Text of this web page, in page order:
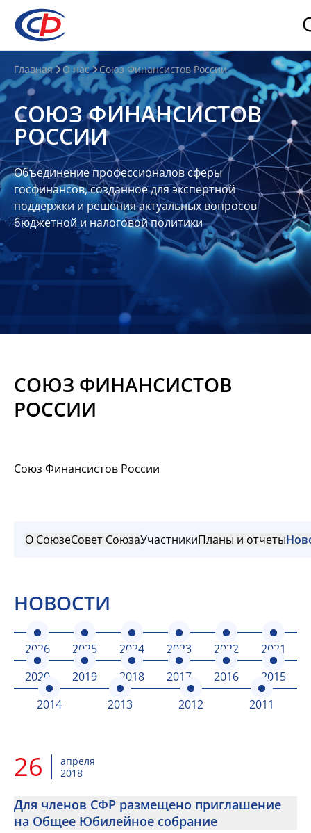
О
нас
О
СФР
Совет
Союза
Участники
Планы
отчеты
Контакты
Материалы
Главная О нас Союз Финансистов России
СОЮЗ ФИНАНСИСТОВ
РОССИИ
Объединение профессионалов сферы
госфинансов, созданное для экспертной
поддержки и решения актуальных вопросов
бюджетной и налоговой политики
СОЮЗ ФИНАНСИСТОВ
РОССИИ
Союз Финансистов России
О СоюзеСовет СоюзаУчастникиПланы и отчеты
НОВОСТИ
2026 2025 2024 2023 2022
2021
2020
2019 2018 2017 2016
2015
2014
2013 2012 2011
26
апреля
2018
Для членов СФР размещено приглашение
на Общее Юбилейное собрание